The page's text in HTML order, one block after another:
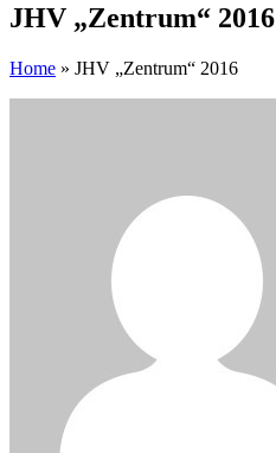
JHV „Zentrum“ 2016
Home » JHV „Zentrum“ 2016